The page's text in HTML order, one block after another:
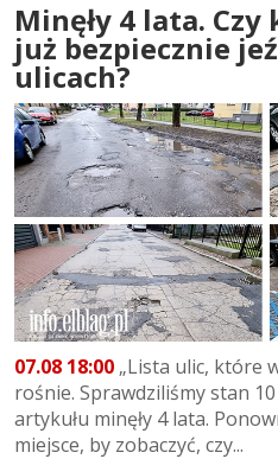
Minęły 4 lata.
już bezpiecznie
ulicach?
07.08 18:00 „Lista ulic, które
rośnie. Sprawdziliśmy stan
artykułu minęły 4 lata.
miejsce, by zobaczyć, czy...